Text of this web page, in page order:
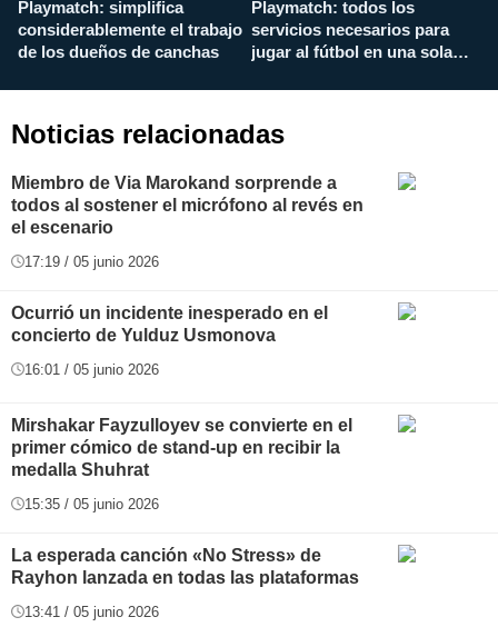
Playmatch: simplifica
considerablemente el trabajo
de los dueños de canchas
Playmatch: todos los
servicios necesarios para
jugar al fútbol en una sola
Noticias relacionadas
Miembro de Via Marokand sorprende a
todos al sostener el micrófono al revés en
el escenario
17:19 / 05 junio 2026
Ocurrió un incidente inesperado en el
concierto de Yulduz Usmonova
16:01 / 05 junio 2026
Mirshakar Fayzulloyev se convierte en el
primer cómico de stand-up en recibir la
medalla Shuhrat
15:35 / 05 junio 2026
La esperada canción «No Stress» de
Rayhon lanzada en todas las plataformas
13:41 / 05 junio 2026